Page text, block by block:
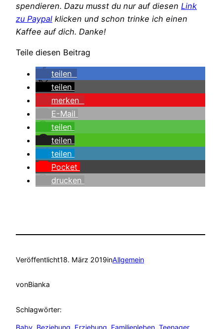
spendieren. Dazu musst du nur auf diesen Link
zu Paypal klicken und schon trinke ich einen
Kaffee auf dich. Danke!
Teile diesen Beitrag
teilen
teilen
merken
E-Mail
teilen
teilen
teilen
Pocket
drucken
Veröffentlicht18. März 2019inAllgemein
vonBianka
Schlagwörter: